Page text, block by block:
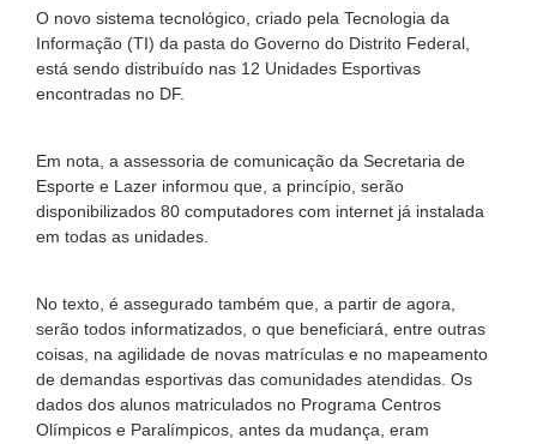
O novo sistema tecnológico, criado pela Tecnologia da
Informação (TI) da pasta do Governo do Distrito Federal,
está sendo distribuído nas 12 Unidades Esportivas
encontradas no DF.
Em nota, a assessoria de comunicação da Secretaria de
Esporte e Lazer informou que, a princípio, serão
disponibilizados 80 computadores com internet já instalada
em todas as unidades.
No texto, é assegurado também que, a partir de agora,
serão todos informatizados, o que beneficiará, entre outras
coisas, na agilidade de novas matrículas e no mapeamento
de demandas esportivas das comunidades atendidas. Os
dados dos alunos matriculados no Programa Centros
Olímpicos e Paralímpicos, antes da mudança, eram